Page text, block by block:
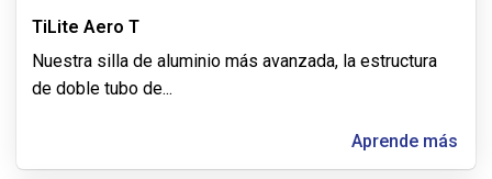
TiLite Aero T
Nuestra silla de aluminio más avanzada, la estructura
de doble tubo de...
Aprende más